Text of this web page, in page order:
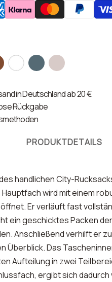
weissnight
sea
dusty
in Deutschland ab 20 €
Rückgabe
PRODUKTDETAILS
handlichen City-
wird mit einem
Er verläuft fast
ein geschicktes Packen
Anschließend verhilft er
Überblick. Das
Aufteilung in zwei
ergibt sich